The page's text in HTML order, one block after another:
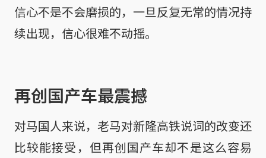
信心不是不会磨损的，一旦反复无常的情况持
续出现，信心很难不动摇。
再创国产车最震撼
对马国人来说，老马对新隆高铁说词的改变还
比较能接受，但再创国产车却不是这么容易